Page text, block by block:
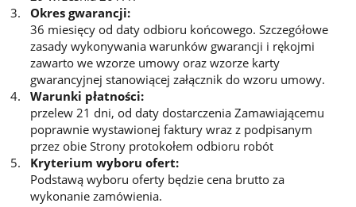
Okres gwarancji:
36 miesięcy od daty odbioru końcowego. Szczegółowe
zasady wykonywania warunków gwarancji i rękojmi
zawarto we wzorze umowy oraz wzorze karty
gwarancyjnej stanowiącej załącznik do wzoru umowy.
Warunki płatności:
przelew 21 dni, od daty dostarczenia Zamawiającemu
poprawnie wystawionej faktury wraz z podpisanym
przez obie Strony protokołem odbioru robót
Kryterium wyboru ofert:
Podstawą wyboru oferty będzie cena brutto za
wykonanie zamówienia.